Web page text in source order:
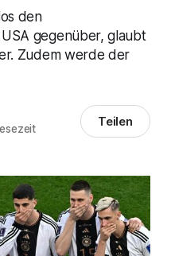
den
gegenüber, glaubt
Zudem werde der
Teilen